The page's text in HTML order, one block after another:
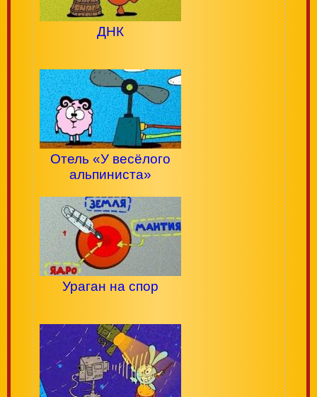
ДНК
Отель «У весёлого
альпиниста»
Ураган на спор